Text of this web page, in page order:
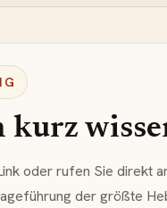
kurz
oder rufen Sie direkt
der größte